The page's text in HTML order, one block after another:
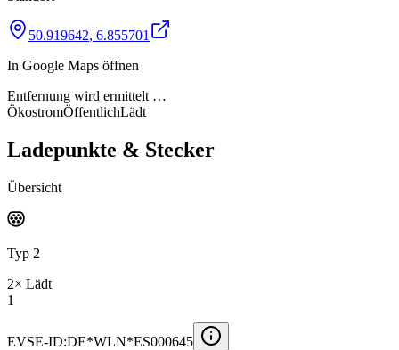
50.919642, 6.855701
In Google Maps öffnen
Entfernung wird ermittelt …
ÖkostromÖffentlichLädt
Ladepunkte & Stecker
Übersicht
Typ 2
2× Lädt
1
EVSE-ID:DE*WLN*ES000645